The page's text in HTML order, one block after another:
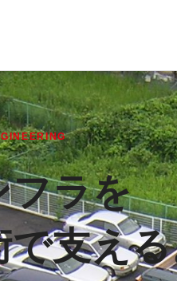
フラを
で支え